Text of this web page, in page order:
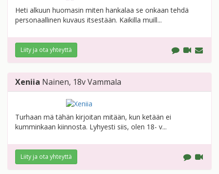
Heti alkuun huomasin miten hankalaa se onkaan tehdä
personaallinen kuvaus itsestään. Kaikilla muill...
Liity ja ota yhteyttä
Xeniia Nainen, 18vVammala
Turhaan mä tähän kirjoitan mitään, kun ketään ei
kumminkaan kiinnosta. Lyhyesti siis, olen 18- v...
Liity ja ota yhteyttä